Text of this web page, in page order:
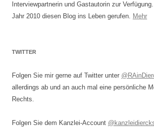
Interviewpartnerin und Gastautorin zur
Jahr 2010 diesen Blog ins Leben gerufen. Mehr
TWITTER
Folgen Sie mir gerne auf Twitter unter
allerdings ab und an auch mal eine persönliche
Rechts.
Folgen Sie dem Kanzlei-Account